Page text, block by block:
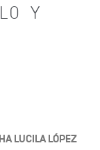
Y
LUCILA LÓPEZ